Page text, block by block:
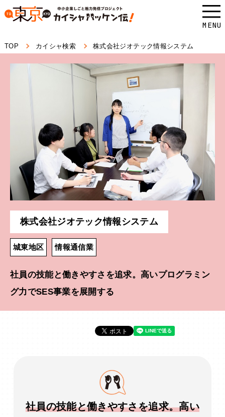
本
ス
MENU
TOP カイシャ検索 株式会社ジオテック情報システム
株式会社ジオテック情報システム
城東地区 情報通信業
社員の技能と働きやすさを追求。高いプログラミン
グ力でSES事業を展開する
社員の技能と働きやすさを追求。高い